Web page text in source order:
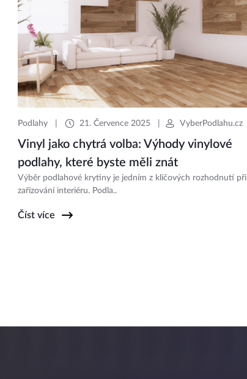
Podlahy 21. Července 2025 VyberPodlahu.cz
Vinyl jako chytrá volba: Výhody vinylové
podlahy, které byste měli znát
Výběr podlahové krytiny je jedním z klíčových rozhodnutí při
zařizování interiéru. Podla..
Číst více